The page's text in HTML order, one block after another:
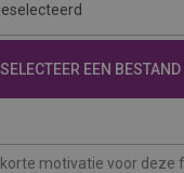
SELECTEER EEN BESTAND